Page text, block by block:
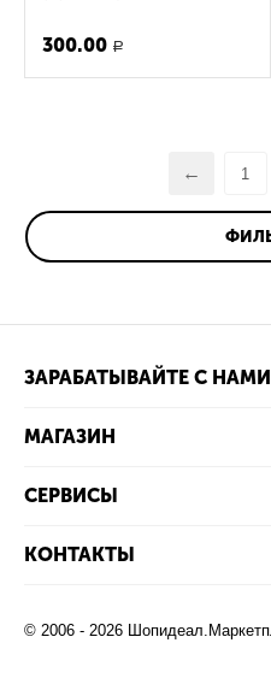
300.00 Р
1
ЗАРАБАТЫВАЙТЕ С НАМИ
МАГАЗИН
СЕРВИСЫ
КОНТАКТЫ
© 2006 - 2026